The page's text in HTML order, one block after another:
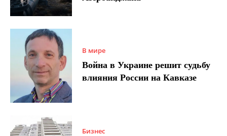
В мире
Война в Украине решит судьбу
влияния России на Кавказе
Бизнес